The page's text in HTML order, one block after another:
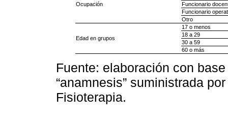
Ocupación
Funcionario
Funcionario
Otro
Edad en grupos
17 o menos
18 a 29
30 a 59
60 o más
Fuente: elaboración con
“anamnesis” suministrada
Fisioterapia.